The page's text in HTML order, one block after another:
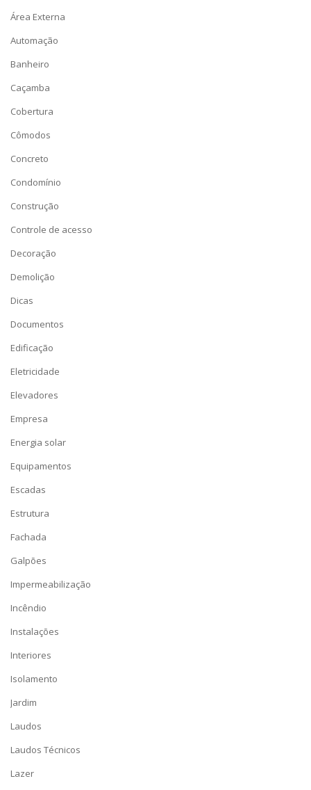
Área Externa
Automação
Banheiro
Caçamba
Cobertura
Cômodos
Concreto
Condomínio
Construção
Controle de acesso
Decoração
Demolição
Dicas
Documentos
Edificação
Eletricidade
Elevadores
Empresa
Energia solar
Equipamentos
Escadas
Estrutura
Fachada
Galpões
Impermeabilização
Incêndio
Instalações
Interiores
Isolamento
Jardim
Laudos
Laudos Técnicos
Lazer